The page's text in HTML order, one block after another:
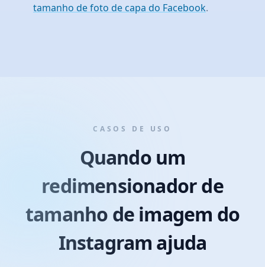
tamanho de foto de capa do Facebook.
CASOS DE USO
Quando um
redimensionador de
tamanho de imagem do
Instagram ajuda